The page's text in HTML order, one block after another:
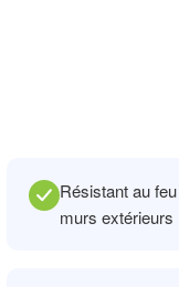
Résistant au
murs extérieurs